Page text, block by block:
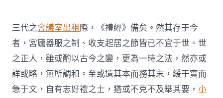
三代之會議室出租際，《禮經》備矣。然其存于今
者，宮廬器服之制、收支起居之節皆已不宜于世。世
之正人，雖或酌以古今之變，更為一時之法，然亦或
詳或略，無所調和。至或遺其本而務其末，緩于實而
急于文，自有志好禮之士，猶或不克不及舉其要，小